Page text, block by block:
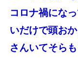
コロナ禍にな
いだけで頭お
さんいてそら